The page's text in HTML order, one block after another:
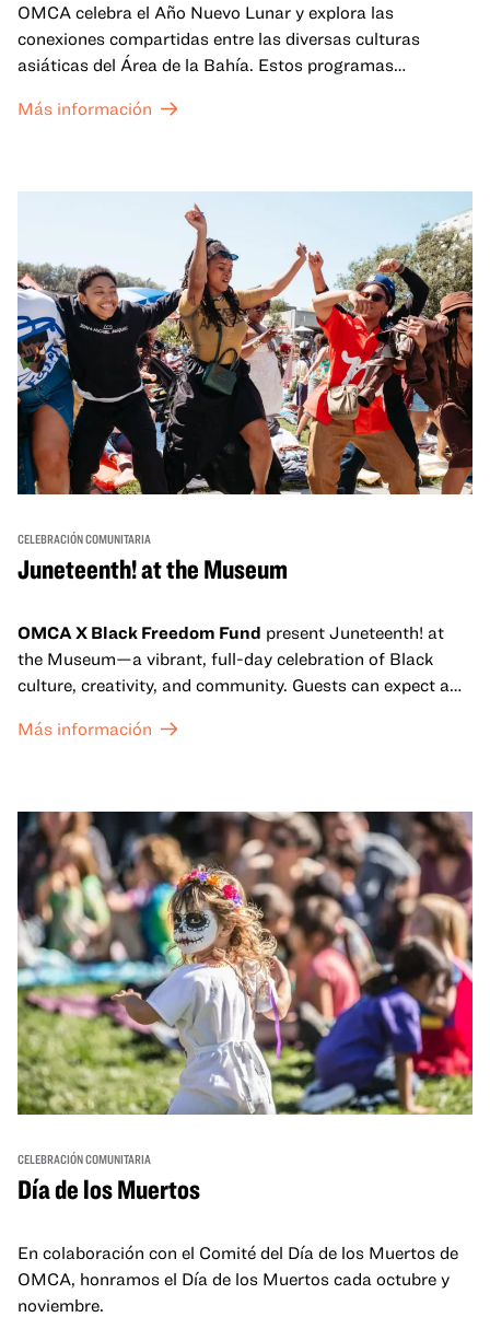
OMCA celebra el Año Nuevo Lunar y explora las
conexiones compartidas entre las diversas culturas
asiáticas del Área de la Bahía. Estos programas
celebran y honran las tradiciones del Año Nuevo Lunar a
un espacio para que nuestras comunidades AAPI se
reúnan y se eleven mutuamente con círculos de curación
tanto presenciales como virtuales.
Más información
CELEBRACIÓN COMUNITARIA
Juneteenth! at the Museum
OMCA X Black Freedom Fund present Juneteenth! at
the Museum—a vibrant, full-day celebration of Black
culture, creativity, and community. Guests can expect a
sets from boundary-pushing artists, delicious offerings
move, make, and connect in celebration of Black culture.
Más información
CELEBRACIÓN COMUNITARIA
Día de los Muertos
En colaboración con el Comité del Día de los Muertos de
OMCA, honramos el Día de los Muertos cada octubre y
noviembre.